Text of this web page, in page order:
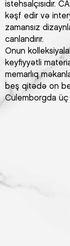
istehsalçısıdır.
kəşf edir və
zamansız
canlandırır.
Onun
keyfiyyətli
memarlıq
beş qitədə on
Culemborgda üç